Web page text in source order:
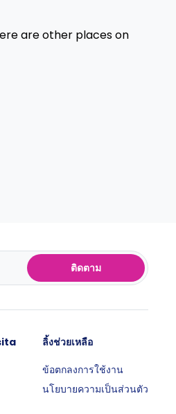
are other places on
ติดตาม
ลิ้งช่วยเหลือ
ข้อตกลงการใช้งาน
นโยบายความเป็นส่วนตัว